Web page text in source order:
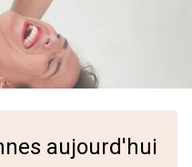
aujourd'hui